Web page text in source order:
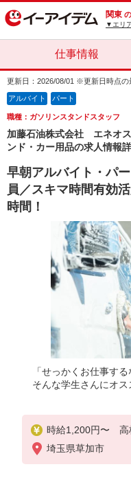
関東
▼エリ
仕事情報
更新日：2026/08/01 ※更新日時点の
アルバイト パート
職種：ガソリンスタンドスタッフ
加藤石油株式会社 エネオ
ンド・カー用品の求人情報
早朝アルバイト・パ
員／スキマ時間有効
時間！
「せっかくお仕事す
そんな学生さんにオス
時給1,200円〜 高
埼玉県草加市